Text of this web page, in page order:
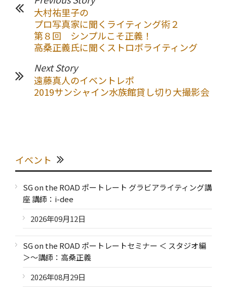
大村祐里子の
プロ写真家に聞くライティング術２
第８回 シンプルこそ正義！
高桑正義氏に聞くストロボライティング
Next Story
遠藤真人のイベントレポ
2019サンシャイン水族館貸し切り大撮影会
イベント
SG on the ROAD ポートレート グラビアライティング講
座 講師：i-dee
2026年09月12日
SG on the ROAD ポートレートセミナー ＜ スタジオ編
＞～講師：高桑正義
2026年08月29日